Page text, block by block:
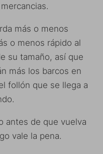
más o menos
o menos rápido al
su tamaño, así que
más los barcos en
follón que se llega a
antes de que vuelva
vale la pena.